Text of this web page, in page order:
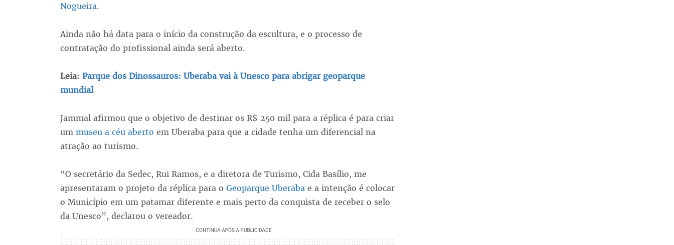
Nogueira.
Ainda não há data para o início da construção da escultura, e o processo de
contratação do profissional ainda será aberto.
Leia: Parque dos Dinossauros: Uberaba vai à Unesco para abrigar geoparque
mundial
Jammal afirmou que o objetivo de destinar os R$ 250 mil para a réplica é para criar
um museu a céu aberto em Uberaba para que a cidade tenha um diferencial na
atração ao turismo.
“O secretário da Sedec, Rui Ramos, e a diretora de Turismo, Cida Basílio, me
apresentaram o projeto da réplica para o Geoparque Uberabae a intenção é colocar
o Município em um patamar diferente e mais perto da conquista de receber o selo
da Unesco”, declarou o vereador.